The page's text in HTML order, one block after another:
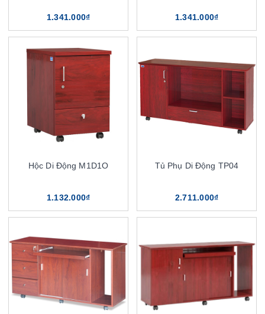
1.341.000₫ 1.341.000₫
Hộc Di Động M1D1O
1.132.000₫
Tủ Phụ Di Động TP04
2.711.000₫